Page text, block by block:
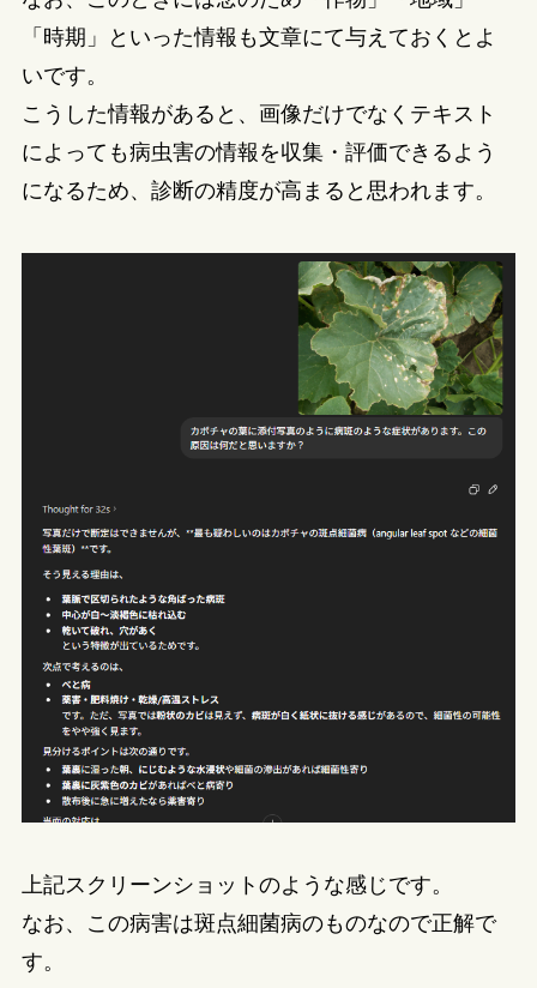
「時期」といった情報も文章にて与えておくとよ
いです。
こうした情報があると、画像だけでなくテキスト
によっても病虫害の情報を収集・評価できるよう
になるため、診断の精度が高まると思われます。
上記スクリーンショットのような感じです。
なお、この病害は斑点細菌病のものなので正解で
す。